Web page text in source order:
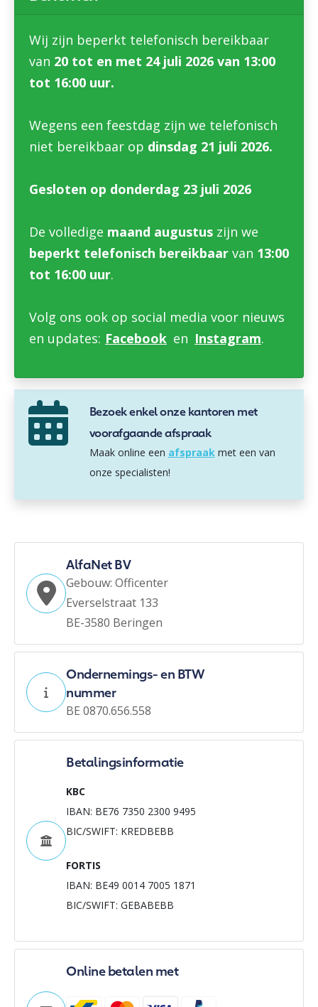
Wij zijn beperkt telefonisch bereikbaar
van 20 tot en met 24 juli 2026 van 13:00
tot 16:00 uur.
Wegens een feestdag zijn we telefonisch
niet bereikbaar op dinsdag 21 juli 2026.
Gesloten op donderdag 23 juli 2026
De volledige maand augustus zijn we
beperkt telefonisch bereikbaar van 13:00
tot 16:00 uur.
Volg ons ook op social media voor nieuws
en updates: Facebook en Instagram.
Bezoek enkel onze kantoren met
voorafgaande afspraak
Maak online een afspraakmet een van
onze specialisten!
AlfaNet BV
Gebouw: Officenter
Everselstraat 133
BE-3580 Beringen
Ondernemings- en BTW
nummer
BE 0870.656.558
Betalingsinformatie
KBC
IBAN: BE76 7350 2300 9495
BIC/SWIFT: KREDBEBB
FORTIS
IBAN: BE49 0014 7005 1871
BIC/SWIFT: GEBABEBB
Online betalen met